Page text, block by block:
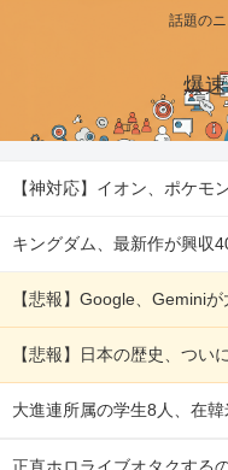
話題の
爆
【悲報】Google、Gemini
【悲報】日本の歴史、つい